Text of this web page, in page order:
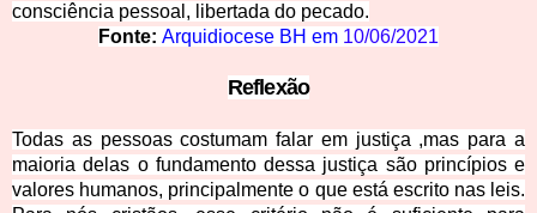
consciência pessoal, libertada do pecado.
Fonte: Arquidiocese BH em 10/06/2021
Reflexão
Todas as pessoas costumam falar em justiça ,mas para a
maioria delas o fundamento dessa justiça são princípios e
valores humanos, principalmente o que está escrito nas leis.